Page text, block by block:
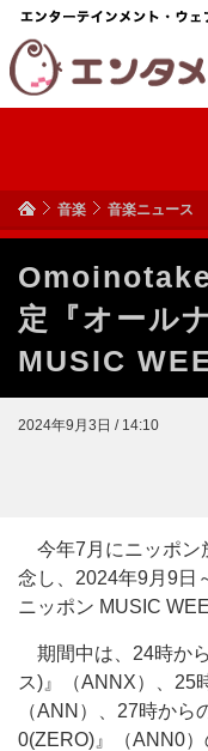
音楽 音楽ニュース
定『オール
MUSIC
2024年9月3日 / 14:10
今年7月にニッポン
念し、2024年9月9日
ニッポン MUSIC
期間中は、24時か
ス)』（ANNX）、25
（ANN）、27時から
0(ZERO)』（ANN0